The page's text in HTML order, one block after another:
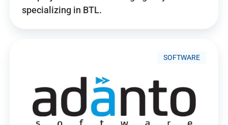
specializing in BTL.
SOFTWARE